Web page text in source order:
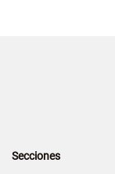
Secciones